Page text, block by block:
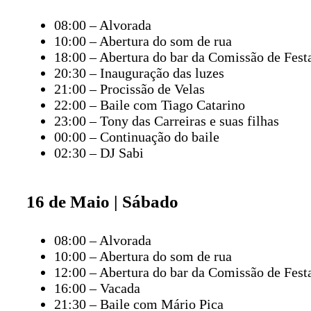
08:00 – Alvorada
10:00 – Abertura do som de rua
18:00 – Abertura do bar da Comissão de
20:30 – Inauguração das luzes
21:00 – Procissão de Velas
22:00 – Baile com Tiago Catarino
23:00 – Tony das Carreiras e suas filhas
00:00 – Continuação do baile
02:30 – DJ Sabi
16 de Maio | Sábado
08:00 – Alvorada
10:00 – Abertura do som de rua
12:00 – Abertura do bar da Comissão de
16:00 – Vacada
21:30 – Baile com Mário Pica